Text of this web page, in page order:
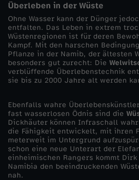
–
D
a
s
u
n
s
Überleben in der Wüste
Ohne Wasser kann der Dünger
entfalten. Das Leben in extrem
Wüstenregionen ist für deren
Kampf. Mit den harschen
Pflanze in der Namib, der ältesten
besonders gut zurecht: Die
verblüffende Überlebenstechnik
sie bis zu 2000 Jahre alt werden
Ebenfalls wahre
fast wasserlosen Ödnis sind die
Dickhäuter können Infraschall
die Fähigkeit entwickelt, mit ihren
meterweit im Untergrund
schon eine neue Unterart der
einheimischen Rangers kommt
Namibia den beeindruckenden
nah.